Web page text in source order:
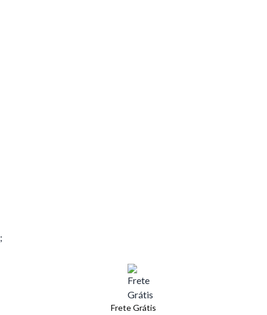
;
Frete Grátis